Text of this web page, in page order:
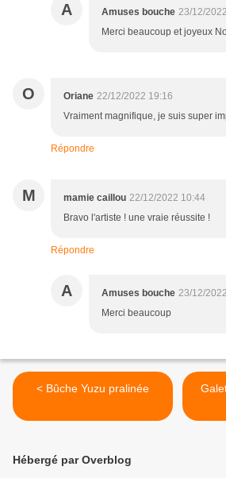
A Amuses bouche 23/12/
Merci beaucoup et joyeux
O Oriane 22/12/2022 19:16
Vraiment magnifique, je suis super
Répondre
M mamie caillou 22/12/2022 10:44
Bravo l'artiste ! une vraie réussite !
Répondre
A Amuses bouche 23/12/
Merci beaucoup
< Bûche Yuzu pralinée
Hébergé par Overblog